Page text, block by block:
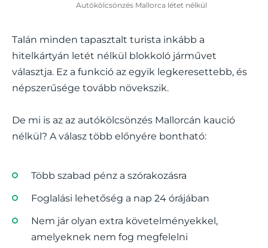
Autókölcsönzés Mallorca létet nélkül
Talán minden tapasztalt turista inkább a
hitelkártyán letét nélkül blokkoló járművet
választja. Ez a funkció az egyik legkeresettebb, és
népszerűsége tovább növekszik.
De mi is az az autókölcsönzés Mallorcán kaució
nélkül? A válasz több előnyére bontható:
Több szabad pénz a szórakozásra
Foglalási lehetőség a nap 24 órájában
Nem jár olyan extra követelményekkel,
amelyeknek nem fog megfelelni